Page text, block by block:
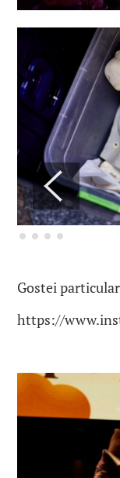
Gostei
https://